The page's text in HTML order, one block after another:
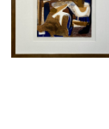
podem